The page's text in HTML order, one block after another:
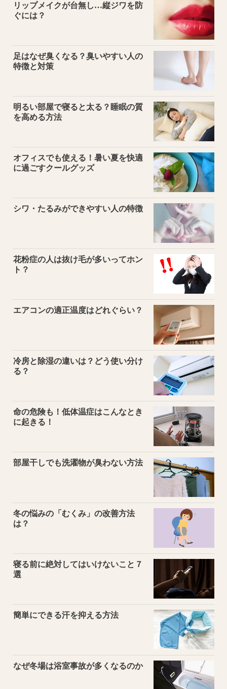
リップメイクが台無し…縦ジワを防
ぐには？
足はなぜ臭くなる？臭いやすい人の
特徴と対策
明るい部屋で寝ると太る？睡眠の質
を高める方法
オフィスでも使える！暑い夏を快適
に過ごすクールグッズ
シワ・たるみができやすい人の特徴
花粉症の人は抜け毛が多いってホン
ト？
エアコンの適正温度はどれぐらい？
冷房と除湿の違いは？どう使い分け
る？
命の危険も！低体温症はこんなとき
に起きる！
部屋干しでも洗濯物が臭わない方法
冬の悩みの「むくみ」の改善方法
は？
寝る前に絶対してはいけないこと７
選
簡単にできる汗を抑える方法
なぜ冬場は浴室事故が多くなるのか